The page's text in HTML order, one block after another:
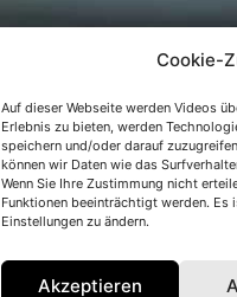
Cookie-
Auf dieser Webseite werden Videos
Erlebnis zu bieten, werden
speichern und/oder darauf
können wir Daten wie das
Wenn Sie Ihre Zustimmung nicht
Funktionen beeinträchtigt werden.
Einstellungen zu ändern.
Akzeptieren